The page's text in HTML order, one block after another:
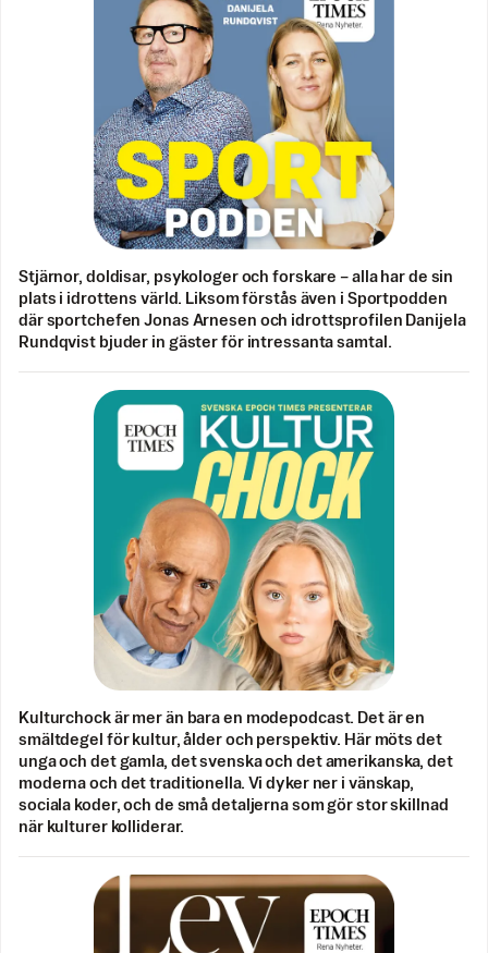
Stjärnor, doldisar, psykologer och forskare – alla har de sin
plats i idrottens värld. Liksom förstås även i Sportpodden
där sportchefen Jonas Arnesen och idrottsprofilen Danijela
Rundqvist bjuder in gäster för intressanta samtal.
Kulturchock är mer än bara en modepodcast. Det är en
smältdegel för kultur, ålder och perspektiv. Här möts det
unga och det gamla, det svenska och det amerikanska, det
moderna och det traditionella. Vi dyker ner i vänskap,
sociala koder, och de små detaljerna som gör stor skillnad
när kulturer kolliderar.